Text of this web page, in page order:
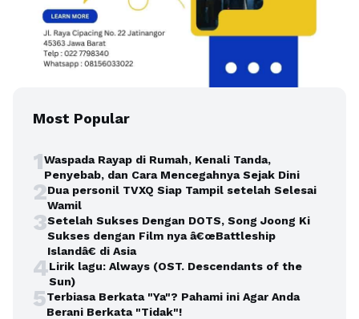
Most Popular
1Waspada Rayap di Rumah, Kenali Tanda,
Penyebab, dan Cara Mencegahnya Sejak Dini
2Dua personil TVXQ Siap Tampil setelah Selesai
Wamil
3Setelah Sukses Dengan DOTS, Song Joong Ki
Sukses dengan Film nya â€œBattleship
Islandâ€ di Asia
4Lirik lagu: Always (OST. Descendants of the
Sun)
5Terbiasa Berkata "Ya"? Pahami ini Agar Anda
Berani Berkata "Tidak"!